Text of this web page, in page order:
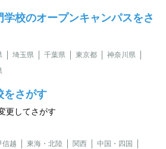
校のオープンキャンパスをさ
埼玉県 千葉県 東京都
神奈川県
をさがす
更してさがす
信越 東海・北陸 関西
中国・四国